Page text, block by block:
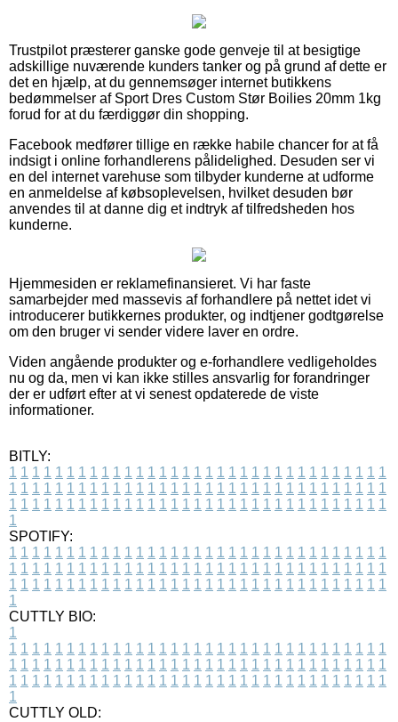
Trustpilot præsterer ganske gode genveje til at besigtige
adskillige nuværende kunders tanker og på grund af dette er
det en hjælp, at du gennemsøger internet butikkens
bedømmelser af Sport Dres Custom Stør Boilies 20mm 1kg
forud for at du færdiggør din shopping.
Facebook medfører tillige en række habile chancer for at få
indsigt i online forhandlerens pålidelighed. Desuden ser vi
en del internet varehuse som tilbyder kunderne at udforme
en anmeldelse af købsoplevelsen, hvilket desuden bør
anvendes til at danne dig et indtryk af tilfredsheden hos
kunderne.
Hjemmesiden er reklamefinansieret. Vi har faste
samarbejder med massevis af forhandlere på nettet idet vi
introducerer butikkernes produkter, og indtjener godtgørelse
om den bruger vi sender videre laver en ordre.
Viden angående produkter og e-forhandlere vedligeholdes
nu og da, men vi kan ikke stilles ansvarlig for forandringer
der er udført efter at vi senest opdaterede de viste
informationer.
BITLY:
1 1 1 1 1 1 1 1 1 1 1 1 1 1 1 1 1 1 1 1 1 1 1 1 1 1 1 1 1 1 1 1 1
1 1 1 1 1 1 1 1 1 1 1 1 1 1 1 1 1 1 1 1 1 1 1 1 1 1 1 1 1 1 1 1 1
1 1 1 1 1 1 1 1 1 1 1 1 1 1 1 1 1 1 1 1 1 1 1 1 1 1 1 1 1 1 1 1 1
1
SPOTIFY:
1 1 1 1 1 1 1 1 1 1 1 1 1 1 1 1 1 1 1 1 1 1 1 1 1 1 1 1 1 1 1 1 1
1 1 1 1 1 1 1 1 1 1 1 1 1 1 1 1 1 1 1 1 1 1 1 1 1 1 1 1 1 1 1 1 1
1 1 1 1 1 1 1 1 1 1 1 1 1 1 1 1 1 1 1 1 1 1 1 1 1 1 1 1 1 1 1 1 1
1
CUTTLY BIO:
1
1 1 1 1 1 1 1 1 1 1 1 1 1 1 1 1 1 1 1 1 1 1 1 1 1 1 1 1 1 1 1 1 1
1 1 1 1 1 1 1 1 1 1 1 1 1 1 1 1 1 1 1 1 1 1 1 1 1 1 1 1 1 1 1 1 1
1 1 1 1 1 1 1 1 1 1 1 1 1 1 1 1 1 1 1 1 1 1 1 1 1 1 1 1 1 1 1 1 1
1
CUTTLY OLD: